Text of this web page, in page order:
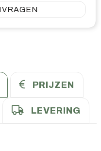
PRIJZEN
LEVERING